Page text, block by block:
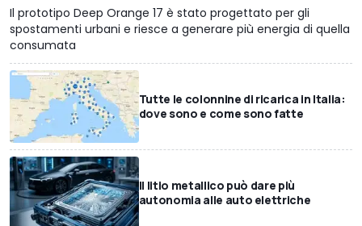
Il prototipo Deep Orange 17 è stato progettato per gli
spostamenti urbani e riesce a generare più energia di quella
consumata
Tutte le colonnine di ricarica in Italia:
dove sono e come sono fatte
Il litio metallico può dare più
autonomia alle auto elettriche